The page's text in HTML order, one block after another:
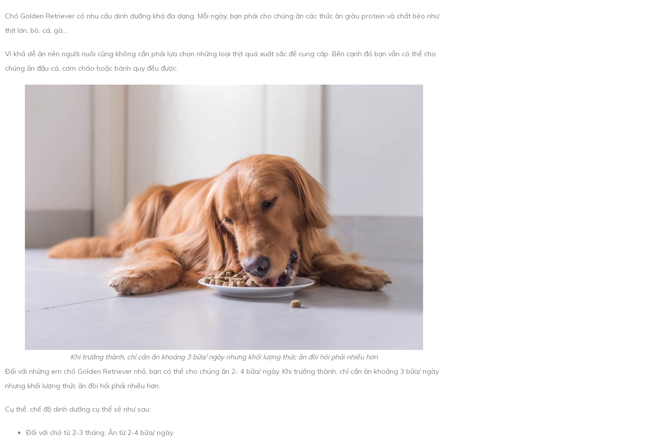
Chó Golden Retriever có nhu cầu dinh dưỡng khá đa dạng. Mỗi ngày, bạn phải cho chúng ăn các thức ăn giàu protein và chất béo như
thịt lơn, bò, cá, gà…
Vì khá dễ ăn nên người nuôi cũng không cần phải lựa chọn những loại thịt quá xuất sắc để cung cấp. Bên cạnh đó bạn vẫn có thể cho
chúng ăn đầu cá, cơm cháo hoặc bánh quy đều được.
Khi trưởng thành, chỉ cần ăn khoảng 3 bữa/ ngày nhưng khối lượng thức ăn đòi hỏi phải nhiều hơn
Đối với những em chó Golden Retriever nhỏ, bạn có thể cho chúng ăn 2- 4 bữa/ ngày. Khi trưởng thành, chỉ cần ăn khoảng 3 bữa/ ngày
nhưng khối lượng thức ăn đòi hỏi phải nhiều hơn.
Cụ thể, chế độ dinh dưỡng cụ thể sẽ như sau:
Đối với chó từ 2-3 tháng: Ăn từ 2-4 bữa/ ngày